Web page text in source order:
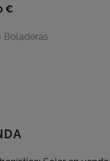
€
Boladeras